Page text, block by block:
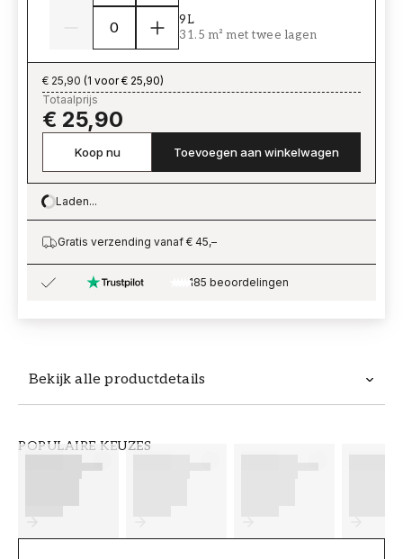
Bekijk alle productdetails
ARTIKELNUMMER
FT38-000-W0000
POPULAIRE KEUZES
9L
31.5 m² met twee lagen
€ 25,90 (1 voor € 25,90)
Totaalprijs
€ 25,90
Koop nu Toevoegen aan winkelwagen
Loading…
Laden...
Gratis verzending vanaf € 45,–
185 beoordelingen